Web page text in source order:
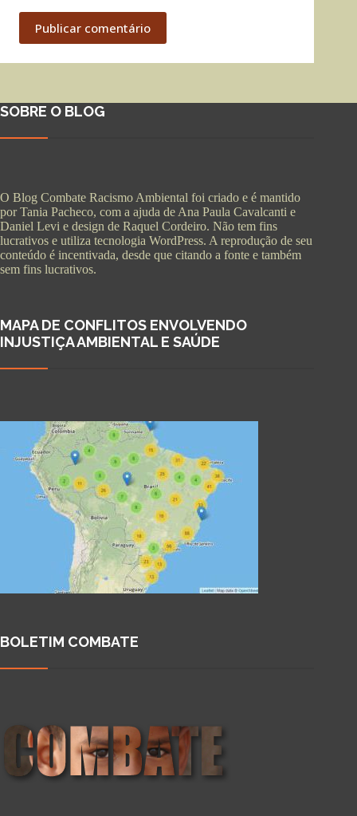
Publicar comentário
SOBRE O BLOG
O Blog Combate Racismo Ambiental foi criado e é mantido
por Tania Pacheco, com a ajuda de Ana Paula Cavalcanti e
Daniel Levi e design de Raquel Cordeiro. Não tem fins
lucrativos e utiliza tecnologia WordPress. A reprodução de seu
conteúdo é incentivada, desde que citando a fonte e também
sem fins lucrativos.
MAPA DE CONFLITOS ENVOLVENDO
INJUSTIÇA AMBIENTAL E SAÚDE
BOLETIM COMBATE